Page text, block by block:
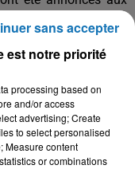
% a été confirmée
contrôle final des
Spoutnik V contre les
de 100 %. Pour en
est notre priorité
processing based on
and/or access
advertising; Create
to select personalised
Measure content
or combinations
sans accepter